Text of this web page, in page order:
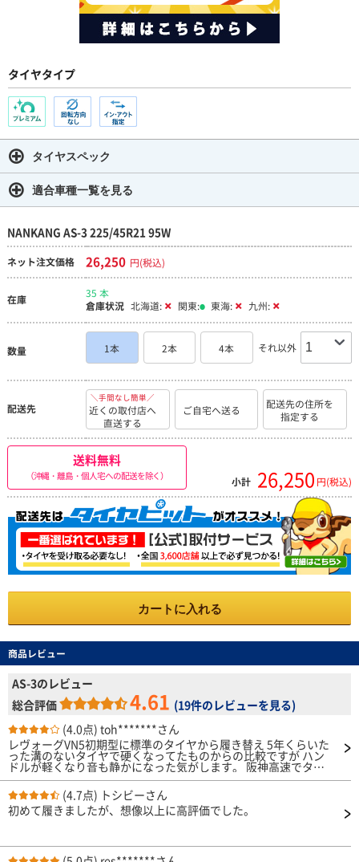
タイヤタイプ
タイヤスペック
適合車種一覧を見る
NANKANG AS-3 225/45R21 95W
ネット注文価格 26,250 円(税込)
在庫
35 本
倉庫状況 北海道: 関東: 東海: 九州:
数量 1本 2本 4本 それ以外
配送先
＼手間なし簡単／
近くの取付店へ
直送する
ご自宅へ送る
配送先の住所を
指定する
送料無料
（沖縄・離島・個人宅への配送を除く） 小計 26,250 円(税込)
カートに入れる
商品レビュー
AS-3のレビュー
総合評価
4.61 (19件のレビューを見る)
(4.0点) toh*******さん
レヴォーグVN5初期型に標準のタイヤから履き替え 5年くらいた
った溝のないタイヤで硬くなってたものからの比較ですが ハン
ドルが軽くなり音も静かになった気がします。 阪神高速でタイ
ヤがぐにゃる感じもなく、全域で良くなった気がします。 古く
なったタイヤからの履き替えとはいえ、充分に満足しています。
タイヤの空気圧はどれくらいすれぱいいのかわからない
(4.7点) トシビーさん
初めて履きましたが、想像以上に高評価でした。